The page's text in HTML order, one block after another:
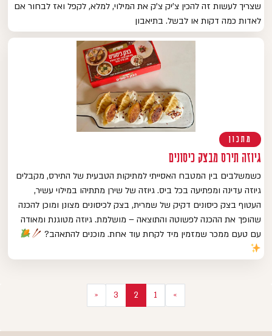
שצריך לעשות זה להכין צ'יק צ'ק את המילוי, למלא, לקפל ואז לבחור אם
לאדות כמה דקות או לבשל. בתיאבון
מתכון
גיוזה תירס מבצק כיסונים
כשמשלבים בין המטבח האסייתי למתיקות הטבעית של התירס, מקבלים
גיוזה עדינה ומפתיעה בכל ביס. גיוזה של שירן מתתיהו במילוי עשיר,
העטוף בצק כיסונים דקיק של שמרית, בצק לכיסונים מצונן ומוכן להכנה
שהופך את ההכנה לפשוטה והתוצאה – מושלמת. גיוזה מטוגנת ומאודה
עם טעם ממכר שמזמין מיד לקחת עוד אחת. מוכנים להתאהב?
»
1
2
3
«